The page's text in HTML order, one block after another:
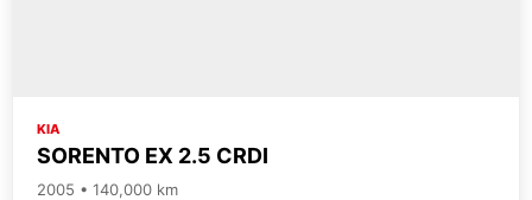
KIA
SORENTO EX 2.5 CRDI
2005 • 140,000 km